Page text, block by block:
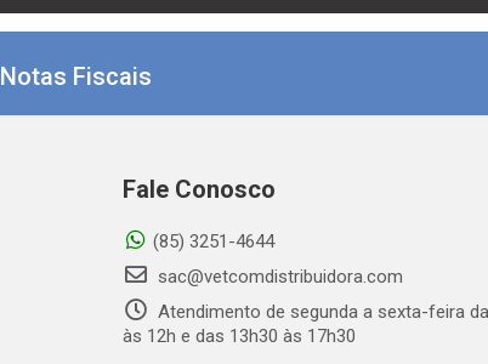
Notas Fiscais
Fale Conosco
(85) 3251-4644
sac@vetcomdistribuidora.com
Atendimento de segunda a sexta-feira
às 12h e das 13h30 às 17h30